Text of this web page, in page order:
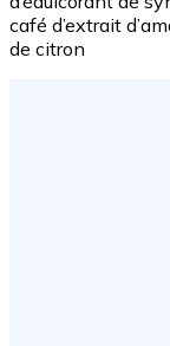
café d’extrait
de citron